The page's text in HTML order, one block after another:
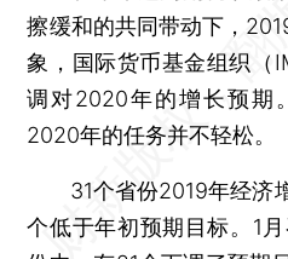
擦缓和的共同带动下，
象，国际货币基金组织（
调对2020年的增长预期
2020年的任务并不轻松。
31个省份2019年经济
个低于年初预期目标。1